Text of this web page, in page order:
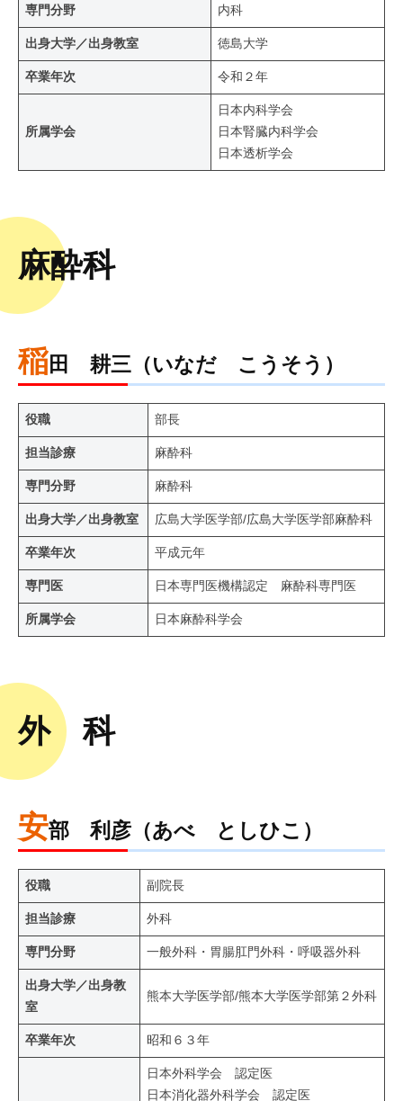
専門分野 内科
出身大学／出身教室 徳島大学
卒業年次 令和２年
所属学会
日本内科学会
日本腎臓内科学会
日本透析学会
麻酔科
稲田 耕三（いなだ こうそう）
役職 部長
担当診療 麻酔科
専門分野 麻酔科
出身大学／出身教室 広島大学医学部/広島大学医学部麻酔科
卒業年次 平成元年
専門医 日本専門医機構認定 麻酔科専門医
所属学会 日本麻酔科学会
外 科
安部 利彦（あべ としひこ）
役職 副院長
担当診療 外科
専門分野 一般外科・胃腸肛門外科・呼吸器外科
出身大学／出身教
室
熊本大学医学部/熊本大学医学部第２外科
卒業年次 昭和６３年
日本外科学会 認定医
日本消化器外科学会 認定医